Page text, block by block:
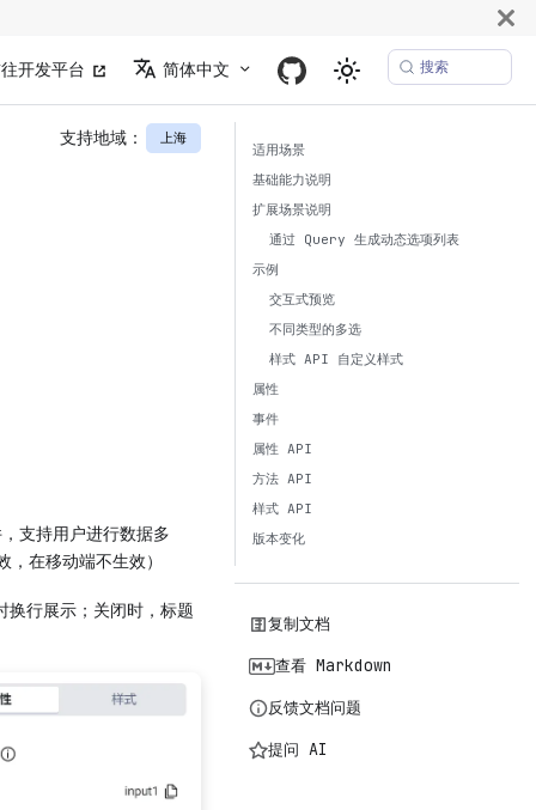
开发平台 简体中文 搜索
支持地域： 上海
支持用户进行数据多
在移动端不生效）
换行展示；关闭时，标题
适用场景
基础能力说明
扩展场景说明
通过 Query 生成动态选项列表
示例
交互式预览
不同类型的多选
样式 API 自定义样式
属性
事件
属性 API
方法 API
样式 API
版本变化
复制文档
查看 Markdown
反馈文档问题
提问 AI